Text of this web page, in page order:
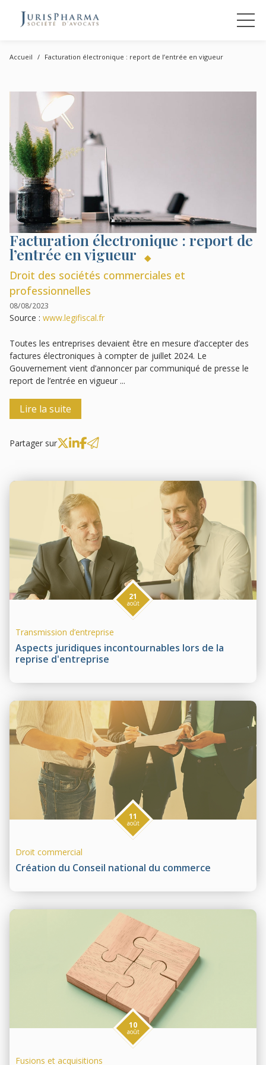
Accueil Facturation électronique : report de l’entrée en vigueur
Facturation électronique : report de
l’entrée en vigueur
Droit des sociétés commerciales et
professionnelles
08/08/2023
Source : www.legifiscal.fr
Toutes les entreprises devaient être en mesure d’accepter des
factures électroniques à compter de juillet 2024. Le
Gouvernement vient d’annoncer par communiqué de presse le
report de l’entrée en vigueur ...
Lire la suite
Partager sur
Aspects juridiques incontournables lors de la
reprise d'entreprise
21
août
Transmission d’entreprise
Création du Conseil national du commerce
11
août
Droit commercial
10
août
Fusions et acquisitions